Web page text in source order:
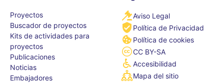
Proyectos
Buscador de proyectos
Kits de actividades para
proyectos
Publicaciones
Noticias
Embajadores
Aviso Legal
Política de Privacidad
Política de cookies
CC BY-SA
Accesibilidad
Mapa del sitio